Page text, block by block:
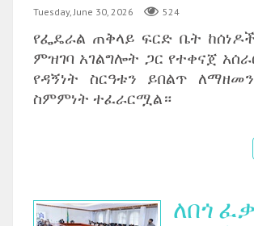
Tuesday, June 30, 2026 524
‎የፌዴራል ጠቅላይ ፍርድ ቤት
ምዝገባ አገልግሎት ጋር የተቀናጀ
የዳኝነት ስርዓቱን ይበልጥ
ስምምነት ተፈራርሟል።
ለበጎ